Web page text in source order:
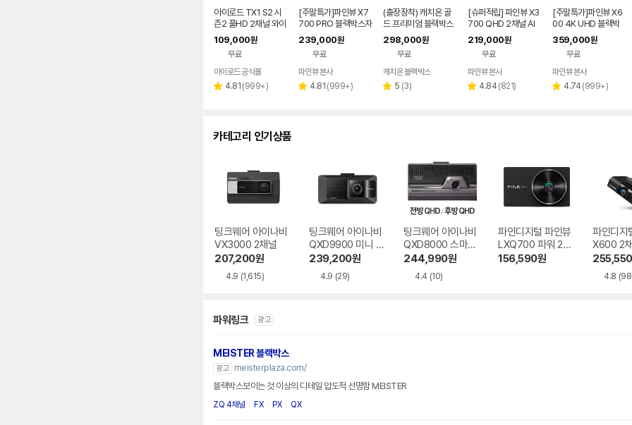
아이로드 TX1 S2 시
즌2 풀HD 2채널 와이
파이 블랙박스 32GB
3채널 급발진 페달 블
랙박스 옵션 추가 가능
109,000원
무료
아이로드 공식몰
별 4.81 리
(999+)
[주말특가]파인뷰 X7
700 PRO 블랙박스자
가장착(2채널)3채널
선택(8/14~순차배송)
239,000원
무료
파인뷰 본사
별 4.81 리
(999+)
(출장장착) 캐치온 골
드 프리미엄 블랙박스
4채널 (페달카메라 포
함)+64GB
298,000원
무료
캐치온 블랙박스
별 5 리
(3)
[슈퍼적립] 파인뷰 X3
700 QHD 2채널 AI
블랙박스 스마트폰 연
동(동글증정)
219,000원
무료
파인뷰 본사
별 4.84 리
(821)
[주말특가]파인뷰 X6
00 4K UHD 블랙박
스 GPS 128GB, 설치
비포함
359,000원
무료
파인뷰 본사
별 4.74 리
(999+)
카테고리 인기상품
팅크웨어 아이나비
VX3000 2채널
207,200원
4.9 (1,615)
팅크웨어 아이나비
QXD9900 미니 2
채널
239,200원
4.9 (29)
팅크웨어 아이나비
QXD8000 스마트
에디션 2채널
244,990원
4.4 (10)
파인디지털 파인뷰
LXQ700 파워 2채
널
156,590원
파인디지
X600 2
255,550
4.8
파워링크 광고
MEISTER 블랙박스
광고
meisterplaza.com/
블랙박스보이는 것 이상의 디테일 압도적 선명함 MEISTER
ZQ 4채널 FX PX QX